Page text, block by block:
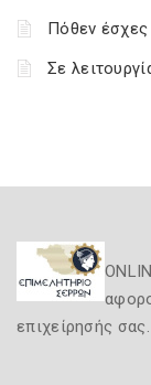
Πόθεν
Σε
επιχείρησής σας.